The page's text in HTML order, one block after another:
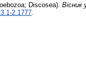
Discosea). Вісник
2.1777